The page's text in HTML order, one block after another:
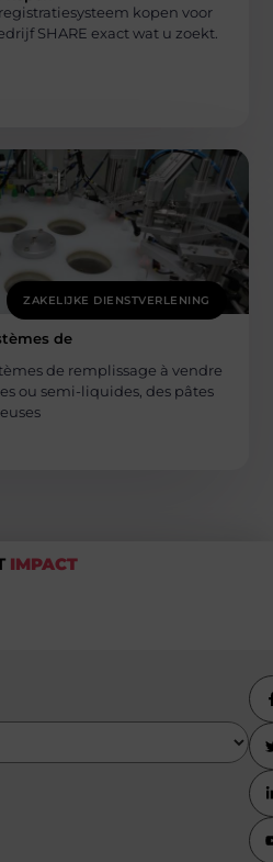
kopen voor
SHARE exact wat u zoekt.
ZAKELIJKE DIENSTVERLENING
de
de remplissage à vendre
ou semi-liquides, des pâtes
IMPACT